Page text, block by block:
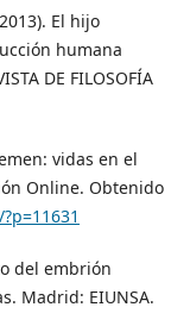
El hijo
humana
DE FILOSOFÍA
vidas en el
Online. Obtenido
del embrión
Madrid: EIUNSA.